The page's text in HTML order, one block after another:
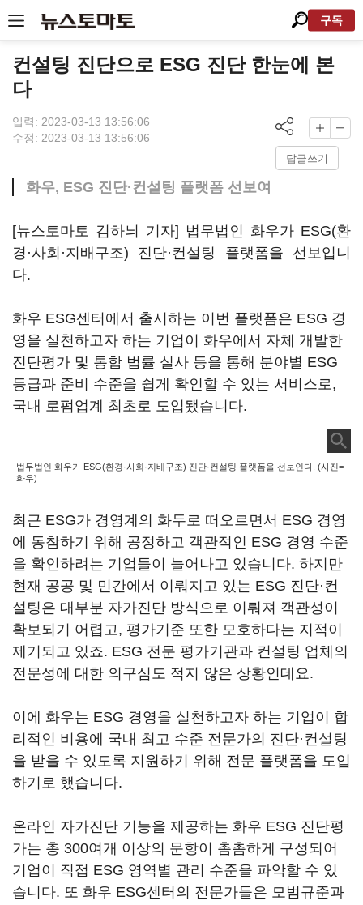
구독
컨설팅 진단으로 ESG 진단 한눈에 본
다
입력: 2023-03-13 13:56:06
수정: 2023-03-13 13:56:06
답글쓰기
화우, ESG 진단·컨설팅 플랫폼 선보여
[뉴스토마토 김하늬 기자] 법무법인 화우가 ESG(환
경·사회·지배구조) 진단·컨설팅 플랫폼을 선보입니
다.
화우 ESG센터에서 출시하는 이번 플랫폼은 ESG 경
영을 실천하고자 하는 기업이 화우에서 자체 개발한
진단평가 및 통합 법률 실사 등을 통해 분야별 ESG
등급과 준비 수준을 쉽게 확인할 수 있는 서비스로,
국내 로펌업계 최초로 도입됐습니다.
법무법인 화우가 ESG(환경·사회·지배구조) 진단·컨설팅 플랫폼을 선보인다. (사진=
화우)
최근 ESG가 경영계의 화두로 떠오르면서 ESG 경영
에 동참하기 위해 공정하고 객관적인 ESG 경영 수준
을 확인하려는 기업들이 늘어나고 있습니다. 하지만
현재 공공 및 민간에서 이뤄지고 있는 ESG 진단·컨
설팅은 대부분 자가진단 방식으로 이뤄져 객관성이
확보되기 어렵고, 평가기준 또한 모호하다는 지적이
제기되고 있죠. ESG 전문 평가기관과 컨설팅 업체의
전문성에 대한 의구심도 적지 않은 상황인데요.
이에 화우는 ESG 경영을 실천하고자 하는 기업이 합
리적인 비용에 국내 최고 수준 전문가의 진단·컨설팅
을 받을 수 있도록 지원하기 위해 전문 플랫폼을 도입
하기로 했습니다.
온라인 자가진단 기능을 제공하는 화우 ESG 진단평
가는 총 300여개 이상의 문항이 촘촘하게 구성되어
기업이 직접 ESG 영역별 관리 수준을 파악할 수 있
습니다. 또 화우 ESG센터의 전문가들은 모범규준과